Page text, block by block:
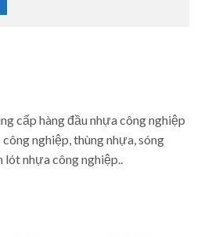
cấp hàng đầu nhựa công nghiệp
nghiệp, thùng nhựa, sóng
nhựa công nghiệp..